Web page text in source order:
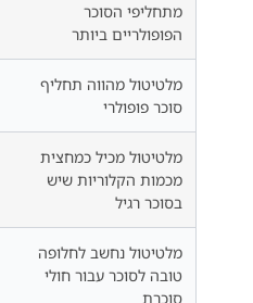
מתחליפי הסוכר
הפופולריים ביותר
מלטיטול מהווה תחליף
סוכר פופולרי
מלטיטול מכיל כמחצית
מכמות הקלוריות שיש
בסוכר רגיל
מלטיטול נחשב לחלופה
טובה לסוכר עבור חולי
סוכרת